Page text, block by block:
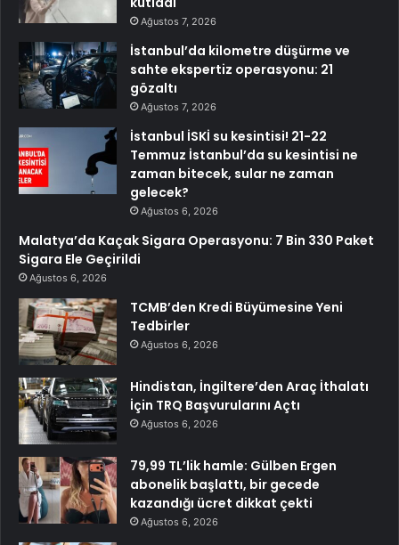
Ağustos 7, 2026
İstanbul’da kilometre düşürme ve
sahte ekspertiz operasyonu: 21
gözaltı
Ağustos 7, 2026
İstanbul İSKİ su kesintisi! 21-22
Temmuz İstanbul’da su kesintisi ne
zaman bitecek, sular ne zaman
gelecek?
Ağustos 6, 2026
Malatya’da Kaçak Sigara Operasyonu: 7 Bin 330 Paket
Sigara Ele Geçirildi
Ağustos 6, 2026
TCMB’den Kredi Büyümesine Yeni
Tedbirler
Ağustos 6, 2026
Hindistan, İngiltere’den Araç İthalatı
İçin TRQ Başvurularını Açtı
Ağustos 6, 2026
79,99 TL’lik hamle: Gülben Ergen
abonelik başlattı, bir gecede
kazandığı ücret dikkat çekti
Ağustos 6, 2026